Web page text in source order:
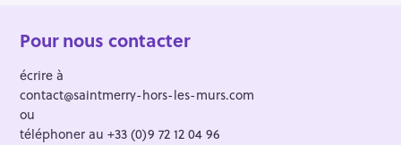
Pour nous contacter
écrire à
contact@saintmerry-hors-les-murs.com
ou
téléphoner au +33 (0)9 72 12 04 96